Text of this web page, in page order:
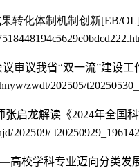
转化体制机制创新[EB/
审议我省“双一流”建设工
zwdt/202505/
张启龙解读《2024年全国
202509/
高校学科专业迈向分类发